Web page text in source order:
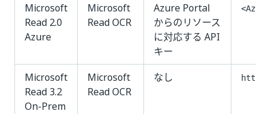
Microsoft
Read 2.0
Azure
Microsoft
Read OCR
Azure Portal
からのリソース
に対応する API
キー
Microsoft
Read 3.2
On-Prem
Microsoft
Read OCR
なし